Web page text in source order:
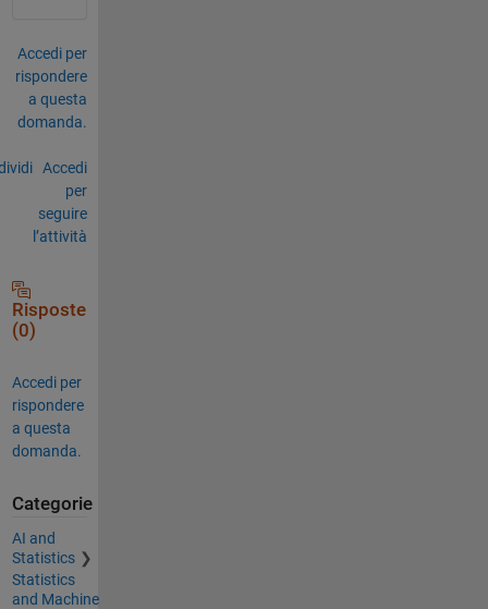
Accedi per
rispondere
a questa
domanda.
Accedi
per
seguire
l’attività
Risposte
(0)
Accedi per
rispondere
a questa
domanda.
Categorie
AI and
Statistics
Statistics
and Machine